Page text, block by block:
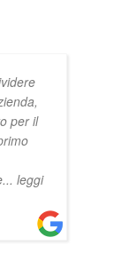
per il
... leggi